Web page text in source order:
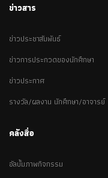
ข่าวสาร
ข่าวประชาสัมพันธ์
ข่าวการประกวดของนักศึกษา
ข่าวประกาศ
รางวัล/ผลงาน นักศึกษา/อาจารย์
คลังสื่อ
อัลบั้มภาพกิจกรรม